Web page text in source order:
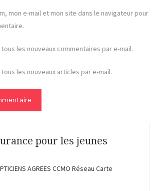
mon e-mail et mon site dans le navigateur pour
les nouveaux commentaires par e-mail.
les nouveaux articles par e-mail.
pour les jeunes
AGREES CCMO Réseau Carte